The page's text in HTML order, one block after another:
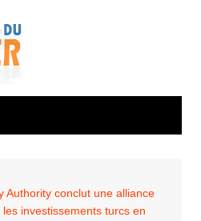
Authority conclut une alliance
investissements turcs en